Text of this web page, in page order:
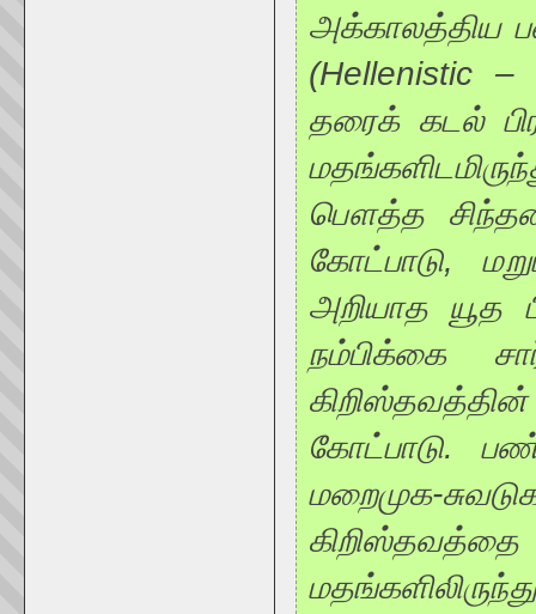
அக்காலத்திய
(Hellenistic –
தரைக் கடல்
பௌத்த
கோட்பாடு,
அறியாத யூத
நம்பிக்கை
கோட்பாடு.
மறைமுக-